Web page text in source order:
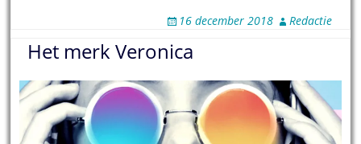
16 december 2018 Redactie
Het merk Veronica